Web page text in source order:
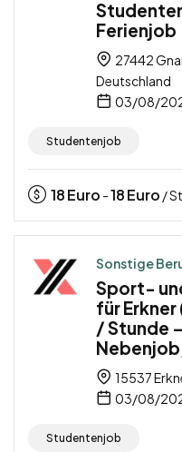
Ferienjob
27442
Deutschland
03/08/
Studentenjob
18Euro -18Euro /
Sonstige
Sport-
für
/ Stunde
15537
03/08/
Studentenjob